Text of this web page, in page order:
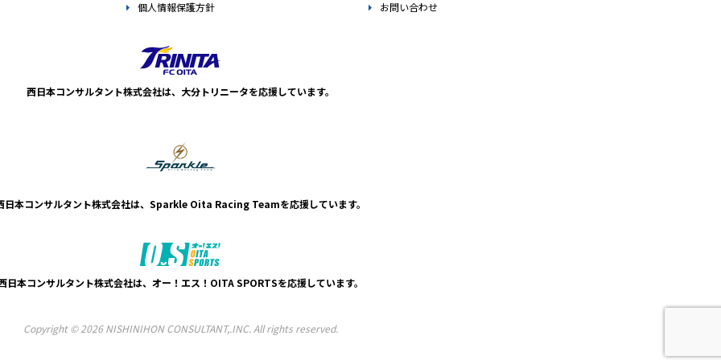
個人情報保護方針 お問い合わせ
西日本コンサルタント株式会社は、 大分トリニータを応援しています。
日本コンサルタント株式会社は、 Sparkle Oita Racing Teamを応援しています。
日本コンサルタント株式会社は、 オー！エス！OITA SPORTSを応援しています。
Copyright © 2026 NISHINIHON CONSULTANT,.INC. All rights reserved.